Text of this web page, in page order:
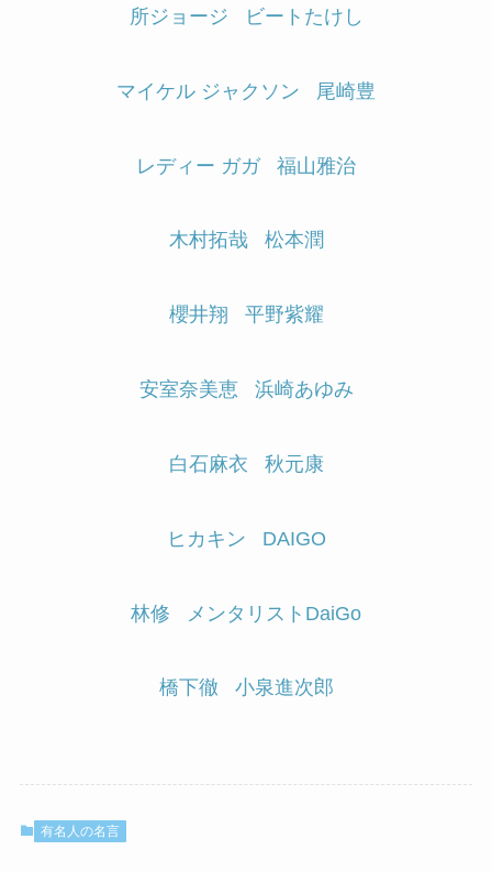
所ジョージ ビートたけし
マイケル ジャクソン 尾崎豊
レディー ガガ 福山雅治
木村拓哉 松本潤
櫻井翔 平野紫耀
安室奈美恵 浜崎あゆみ
白石麻衣 秋元康
ヒカキン DAIGO
林修 メンタリストDaiGo
橋下徹 小泉進次郎
有名人の名言